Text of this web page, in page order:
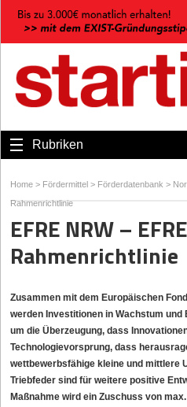
Rubriken
Home > Fördermittel > Förderdatenbank >
Rahmenrichtlinie
EFRE NRW –
Rahmenrichtlinie
Zusammen mit dem Europäischen
werden Investitionen in Wachstum
um die Überzeugung, dass
Technologievorsprung, dass
wettbewerbsfähige kleine und mittlere
Triebfeder sind für weitere positive
Maßnahme wird ein Zuschuss von